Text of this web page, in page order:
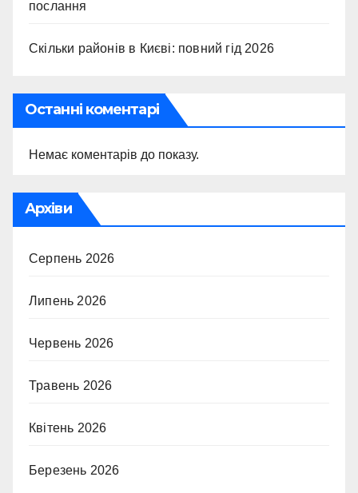
послання
Скільки районів в Києві: повний гід 2026
Останні коментарі
Немає коментарів до показу.
Архіви
Серпень 2026
Липень 2026
Червень 2026
Травень 2026
Квітень 2026
Березень 2026